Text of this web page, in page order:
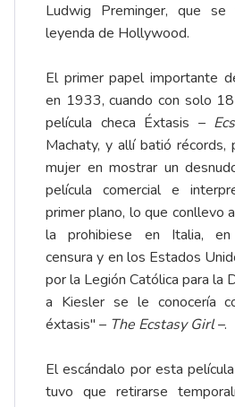
Ludwig Preminger, que se
leyenda de Hollywood.
El primer papel importante
en 1933, cuando con solo
película checa Éxtasis –
Machaty, y allí batió récords,
mujer en mostrar un
película comercial e
primer plano, lo que conllevo
la prohibiese en Italia, en
censura y en los Estados
por la Legión Católica para la
a Kiesler se le conocería
éxtasis" – The Ecstasy Girl–.
El escándalo por esta
tuvo que retirarse